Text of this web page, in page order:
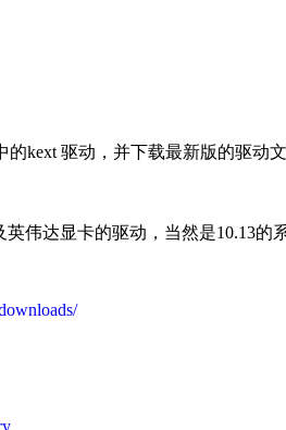
kext 驱动，并下载最新版的驱动文
伟达显卡的驱动，当然是10.13的